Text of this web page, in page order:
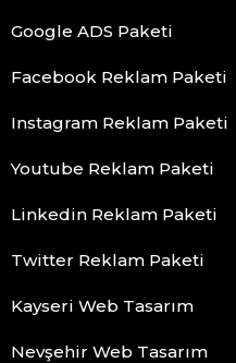
Google ADS Paketi
Facebook Reklam Paketi
Instagram Reklam Paketi
Youtube Reklam Paketi
Linkedin Reklam Paketi
Twitter Reklam Paketi
Kayseri Web Tasarım
Nevşehir Web Tasarım